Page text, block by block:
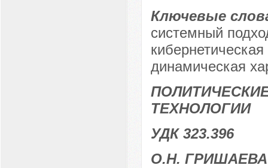
Ключевые
системный
динамическая
ТЕХНОЛОГИИ
УДК 323.396
О.Н. ГРИШАЕВА